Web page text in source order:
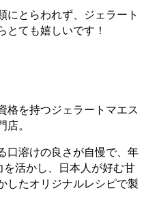
にとらわれず、ジェラート
ても嬉しいです！
格を持つジェラートマエス
。
口溶けの良さが自慢で、年
活かし、日本人が好む甘
したオリジナルレシピで製